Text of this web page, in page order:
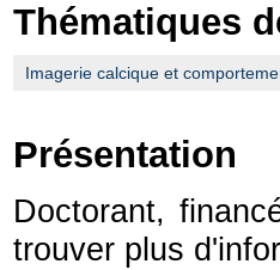
Thématiques
Imagerie calcique et
Présentation
Doctorant,
trouver plus